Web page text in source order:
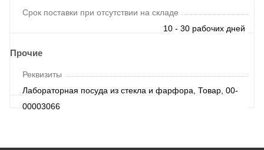
Срок поставки при отсутствии на складе
10 - 30 рабочих дней
Прочие
Реквизиты
Лабораторная посуда из стекла и фарфора, Товар, 00-
00003066